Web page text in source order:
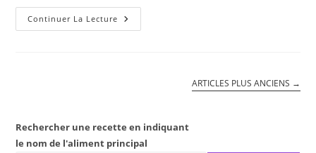
Continuer La Lecture CABILLAUD
SAUCE
ARTICLES PLUS ANCIENS →
Rechercher une recette en indiquant
le nom de l'aliment principal